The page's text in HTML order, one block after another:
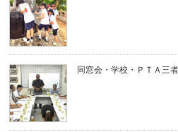
同窓会・学校・ＰＴＡ三